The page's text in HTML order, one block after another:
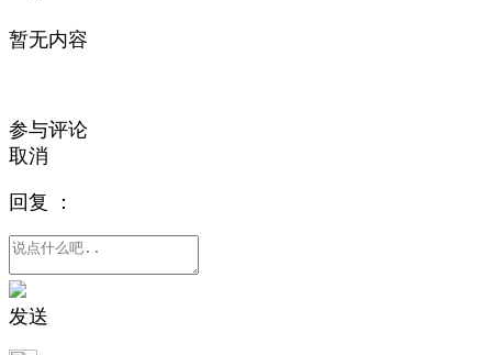
暂无内容
参与评论
取消
回复 ：
发送